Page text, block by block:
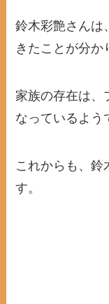
鈴木彩艶さんは
きたことが分か
家族の存在は、
なっているよう
これからも、鈴
す。